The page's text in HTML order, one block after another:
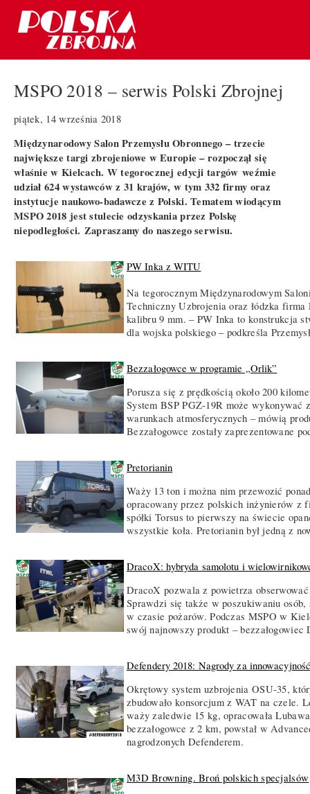
MSPO 2018 – serwis Polski Zbrojnej
piątek, 14 września 2018
Międzynarodowy Salon Przemysłu Obronnego – trzecie
największe targi zbrojeniowe w Europie – rozpoczął się
właśnie w Kielcach. W tegorocznej edycji targów weźmie
udział 624 wystawców z 31 krajów, w tym 332 firmy oraz
instytucje naukowo-badawcze z Polski. Tematem wiodącym
MSPO 2018 jest stulecie odzyskania przez Polskę
niepodległości. Zapraszamy do naszego serwisu.
PW Inka z WITU
Na tegorocznym Międzynarodowym
Techniczny Uzbrojenia oraz łódzka firma
kalibru 9 mm. – PW Inka to konstrukcja
dla wojska polskiego – podkreśla
Bezzałogowce w programie „Orlik”
Porusza się z prędkością około 200
System BSP PGZ-19R może
warunkach atmosferycznych – mówią
Bezzałogowce zostały zaprezentowane
Pretorianin
Waży 13 ton i można nim przewozić
opracowany przez polskich inżynierów z
spółki Torsus to pierwszy na świecie
wszystkie koła. Pretorianin był jedną z
DracoX: hybryda samolotu i
DracoX pozwala z powietrza
Sprawdzi się także w poszukiwaniu
w czasie pożarów. Podczas MSPO w
swój najnowszy produkt – bezzałogowiec
Defendery 2018: Nagrody za innowacyjność
Okrętowy system uzbrojenia OSU-35,
zbudowało konsorcjum z WAT na czele.
waży zaledwie 15 kg, opracowała
bezzałogowce z 2 km, powstał w
nagrodzonych Defenderem.
M3D Browning. Broń polskich specjalsów